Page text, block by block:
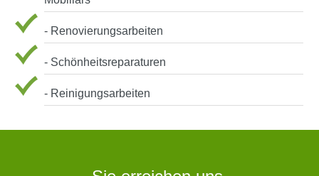
- Renovierungsarbeiten
- Schönheitsreparaturen
- Reinigungsarbeiten